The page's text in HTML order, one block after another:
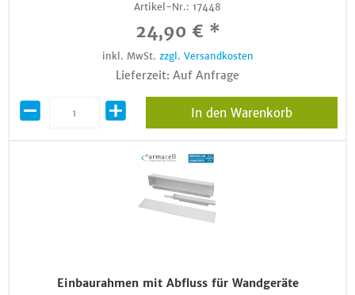
Artikel-Nr.: 17448
24,90 € *
inkl. MwSt. zzgl. Versandkosten
Lieferzeit: Auf Anfrage
In den Warenkorb
Einbaurahmen mit Abfluss für Wandgeräte